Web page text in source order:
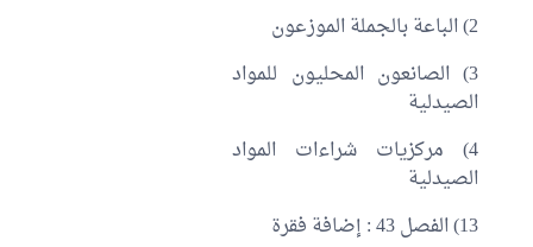
2) الباعة بالجملة الموزعون
3) الصانعون المحليون للمواد
الصيدلية
4) مركزيات شراءات المواد
الصيدلية
13) الفصل 43 : إضافة فقرة